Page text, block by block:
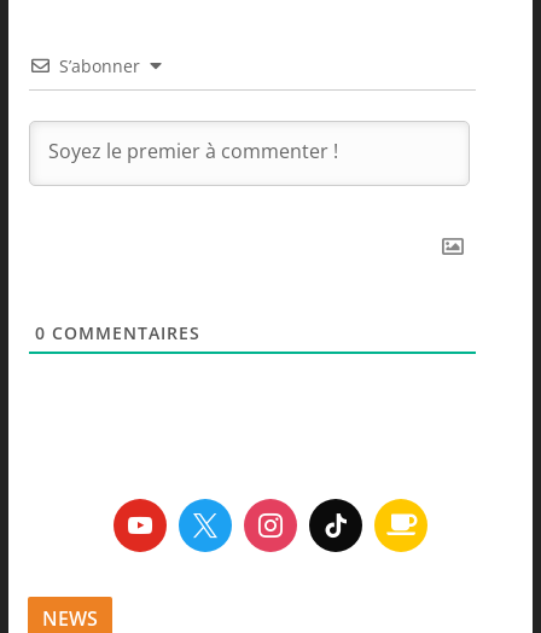
S’abonner
0 COMMENTAIRES
NEWS